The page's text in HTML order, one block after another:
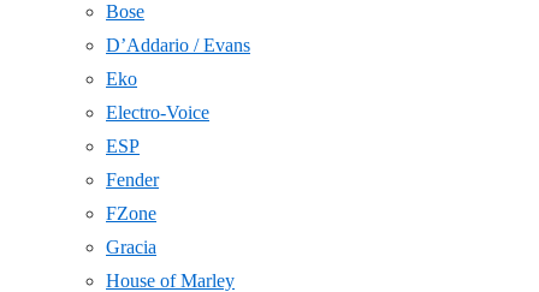
Bose
D’Addario / Evans
Eko
Electro-Voice
ESP
Fender
FZone
Gracia
House of Marley